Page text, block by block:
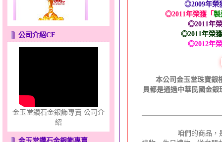
公司介紹CF
金玉堂鑽石金銀飾專賣 公司介
紹
◎2009年榮
◎2011年榮獲「 製
◎2011年
◎2011年榮
◎2012年
本公司金玉堂珠寶銀
員都是通過中華民國金
咱們的商品，是包